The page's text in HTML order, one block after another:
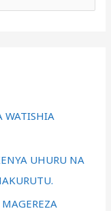
WATISHIA
UHURU NA